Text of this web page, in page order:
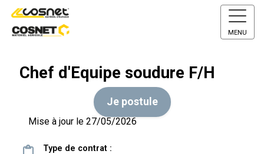
MENU
Chef d'Equipe soudure F/H
Je postule
Mise à jour le 27/05/2026
Type de contrat :